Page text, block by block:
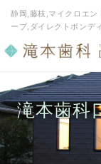
静岡,藤枝,マイクロエン
ープ,ダイレクトボンデ
滝本歯科